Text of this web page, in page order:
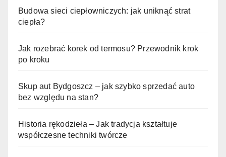
Budowa sieci ciepłowniczych: jak uniknąć strat
ciepła?
Jak rozebrać korek od termosu? Przewodnik krok
po kroku
Skup aut Bydgoszcz – jak szybko sprzedać auto
bez względu na stan?
Historia rękodzieła – Jak tradycja kształtuje
współczesne techniki twórcze